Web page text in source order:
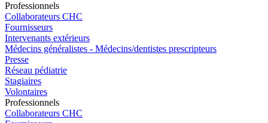
Professionnels
Collaborateurs CHC
Fournisseurs
Intervenants extérieurs
Médecins généralistes - Médecins/dentistes prescripteurs
Presse
Réseau pédiatrie
Stagiaires
Volontaires
Professionnels
Collaborateurs CHC